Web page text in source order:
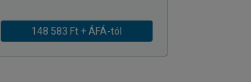
148 583 Ft + ÁFÁ-tól